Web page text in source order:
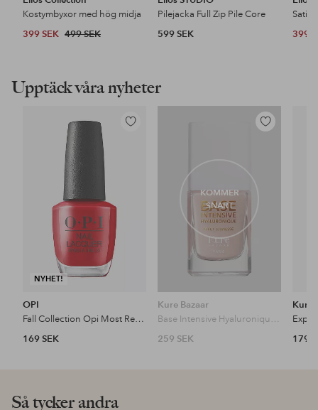
Kostymbyxor med hög midja
399 SEK 499 SEK
Pilejacka Full Zip Pile Core
599 SEK
399
Upptäck våra nyheter
NYHET!
Lägg
OPI
Fall Collection Opi Most Requested
169 SEK
KOMMER
SNART
Lägg
Kure Bazaar
Base Intensive Hyaluronique 10 ml
259 SEK
Kure
179
Så tycker andra